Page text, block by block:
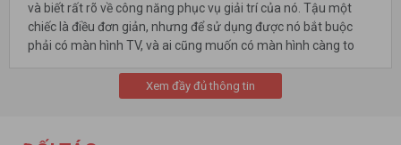
và biết rất rõ về công năng phục vụ giải trí của nó. Tậu một
chiếc là điều đơn giản, nhưng để sử dụng được nó bắt buộc
phải có màn hình TV, và ai cũng muốn có màn hình càng to
Xem đầy đủ thông tin